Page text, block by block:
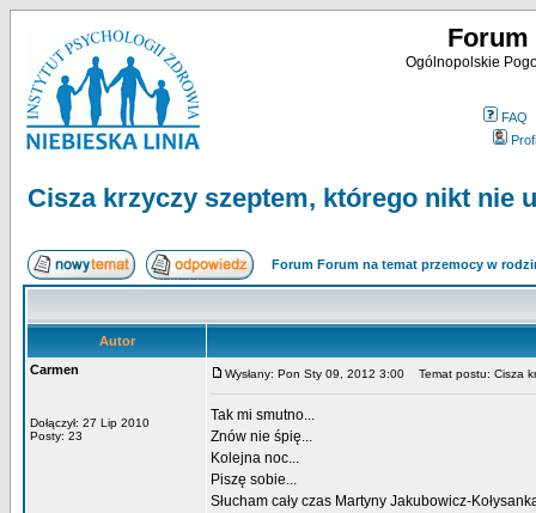
Forum
Ogólnopolskie
FAQ
Cisza krzyczy szeptem, którego nikt nie
Forum Forum na temat przemocy w
Autor
Carmen
Dołączył: 27 Lip 2010
Posty: 23
Wysłany: Pon Sty 09, 2012 3:00 Temat postu: Cisza
Tak mi smutno...
Znów nie śpię...
Kolejna noc...
Piszę sobie...
Słucham cały czas Martyny Jakubowicz-